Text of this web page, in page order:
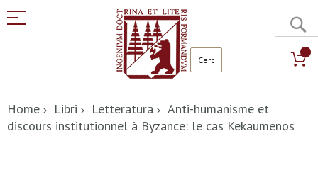
al
contenuto
Home Libri Letteratura
Anti-humanisme et
discours institutionnel à Byzance: le cas Kekaumenos